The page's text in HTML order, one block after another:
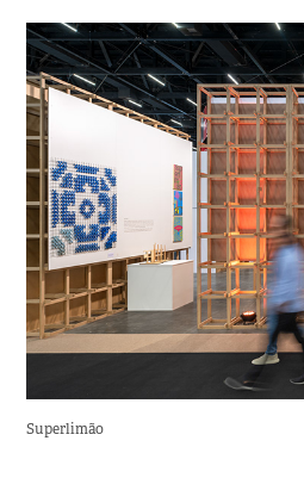
Superlimão